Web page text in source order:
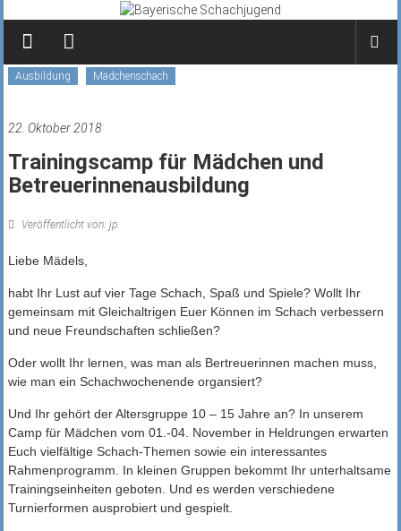
springen
Ausbildung Mädchenschach
22. Oktober 2018
Trainingscamp für Mädchen und
Betreuerinnenausbildung
Veröffentlicht von: jp
Liebe Mädels,
habt Ihr Lust auf vier Tage Schach, Spaß und Spiele? Wollt Ihr
gemeinsam mit Gleichaltrigen Euer Können im Schach verbessern
und neue Freundschaften schließen?
Oder wollt Ihr lernen, was man als Bertreuerinnen machen muss,
wie man ein Schachwochenende organsiert?
Und Ihr gehört der Altersgruppe 10 – 15 Jahre an? In unserem
Camp für Mädchen vom 01.-04. November in Heldrungen erwarten
Euch vielfältige Schach-Themen sowie ein interessantes
Rahmenprogramm. In kleinen Gruppen bekommt Ihr unterhaltsame
Trainingseinheiten geboten. Und es werden verschiedene
Turnierformen ausprobiert und gespielt.